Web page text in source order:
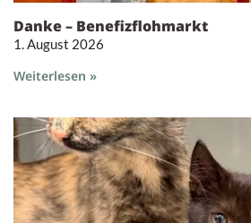
Danke – Benefizflohmarkt
1. August 2026
Weiterlesen »